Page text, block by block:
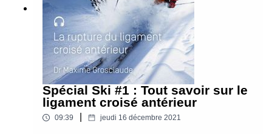
Spécial Ski #1 : Tout savoir sur le
ligament croisé antérieur
09:39 jeudi 16 décembre 2021